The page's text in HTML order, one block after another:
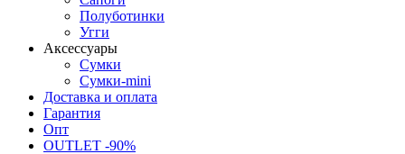
Полуботинки
Угги
Аксессуары
Сумки
Сумки-mini
Доставка и оплата
Гарантия
Опт
OUTLET -90%